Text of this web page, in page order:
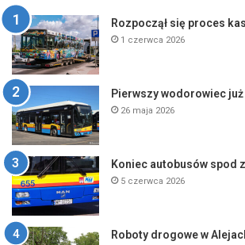
Rozpoczął się proces
1 czerwca 2026
Pierwszy wodorowiec już
26 maja 2026
Koniec autobusów spod
5 czerwca 2026
Roboty drogowe w